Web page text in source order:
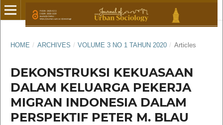
HOME / ARCHIVES / VOLUME 3 NO 1 TAHUN 2020 / Articles
DEKONSTRUKSI KEKUASAAN
DALAM KELUARGA PEKERJA
MIGRAN INDONESIA DALAM
PERSPEKTIF PETER M. BLAU